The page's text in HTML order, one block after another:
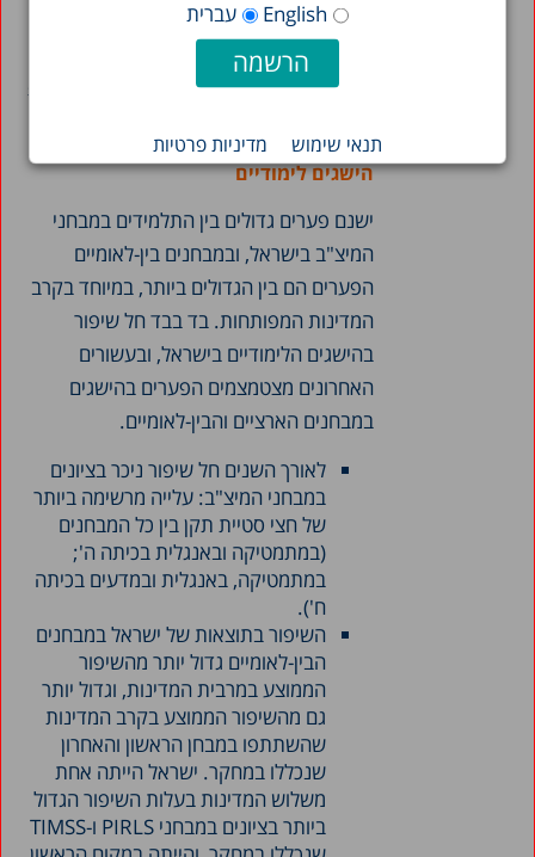
English עברית
תנאי שימוש מדיניות פרטיות
ל-78 אחוזים. בדומה לכך, בחינוך העל-יסודי תהליך הפמיניזציה כמעט נעצר
והתחזק בחינוך הערבי (עלייה מ-36 אחוזים בשנת 2000 ל-57 אחוזים בשנת
הישגים לימודיים
ישנם פערים גדולים בין התלמידים במבחני
המיצ"ב בישראל, ובמבחנים בין-לאומיים
הפערים הם בין הגדולים ביותר, במיוחד בקרב
המדינות המפותחות. בד בבד חל שיפור
בהישגים הלימודיים בישראל, ובעשורים
האחרונים מצטמצמים הפערים בהישגים
במבחנים הארציים והבין-לאומיים.
לאורך השנים חל שיפור ניכר בציונים
במבחני המיצ"ב: עלייה מרשימה ביותר
של חצי סטיית תקן בין כל המבחנים
(במתמטיקה ובאנגלית בכיתה ה';
במתמטיקה, באנגלית ובמדעים בכיתה
ח').
השיפור בתוצאות של ישראל במבחנים
הבין-לאומיים גדול יותר מהשיפור
הממוצע במרבית המדינות, וגדול יותר
גם מהשיפור הממוצע בקרב המדינות
שהשתתפו במבחן הראשון והאחרון
שנכללו במחקר. ישראל הייתה אחת
משלוש המדינות בעלות השיפור הגדול
ביותר בציונים במבחני PIRLS ו-TIMSS